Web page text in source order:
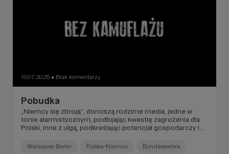
19.07.2025 ● Brak komentarzy
Pobudka
„Niemcy się zbroją”, donoszą rodzime media, jedne w
tonie alarmistycznym, podbijając kwestię zagrożenia dla
Polski, inne z ulgą, podkreślając potencjał gospodarczy i
Warszawa-Berlin Polska-Niemcy Bundeswehra